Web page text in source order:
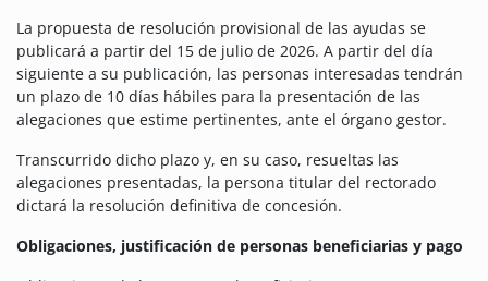
La propuesta de resolución provisional de las ayudas se
publicará a partir del 15 de julio de 2026. A partir del día
siguiente a su publicación, las personas interesadas tendrán
un plazo de 10 días hábiles para la presentación de las
alegaciones que estime pertinentes, ante el órgano gestor.
Transcurrido dicho plazo y, en su caso, resueltas las
alegaciones presentadas, la persona titular del rectorado
dictará la resolución definitiva de concesión.
Obligaciones, justificación de personas beneficiarias y pago